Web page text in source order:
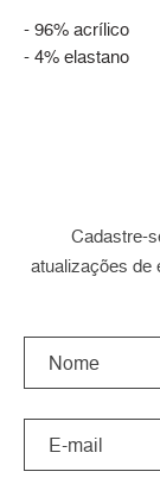
- 96% acrílico
- 4% elastano
Cadastre-
atualizações de